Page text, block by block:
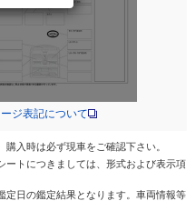
ジ表記について
入時は必ず現車をご確認下さい。
トにつきましては、形式および表示項
日の鑑定結果となります。車両情報等